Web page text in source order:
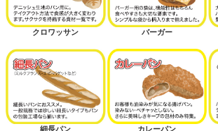
クロワッサン バーガー
細長パン カレーパン